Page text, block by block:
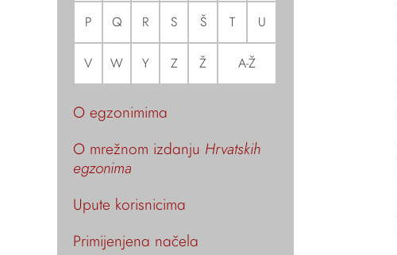
P Q R S Š T U
V W Y Z Ž A-Ž
O egzonimima
O mrežnom izdanju Hrvatskih
egzonima
Upute korisnicima
Primijenjena načela